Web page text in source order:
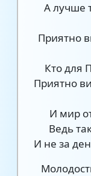
А лучше
Приятно
Кто для
Приятно
И мир
Ведь
И не за